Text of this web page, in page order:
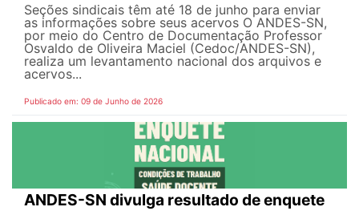
Seções sindicais têm até 18 de junho para enviar
as informações sobre seus acervos O ANDES-SN,
por meio do Centro de Documentação Professor
Osvaldo de Oliveira Maciel (Cedoc/ANDES-SN),
realiza um levantamento nacional dos arquivos e
acervos...
Publicado em: 09 de Junho de 2026
ANDES-SN divulga resultado de enquete